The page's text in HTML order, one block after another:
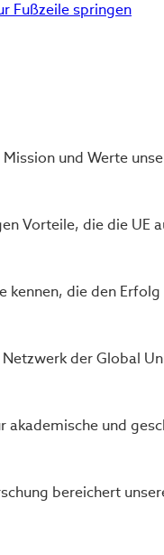
Fußzeile springen
und Werte
Vorteile, die die UE
kennen, die den
der Global
akademische und
bereichert